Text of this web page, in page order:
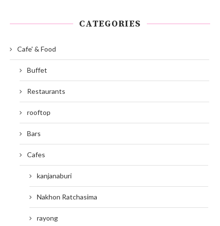
CATEGORIES
Cafe' & Food
Buffet
Restaurants
rooftop
Bars
Cafes
kanjanaburi
Nakhon Ratchasima
rayong